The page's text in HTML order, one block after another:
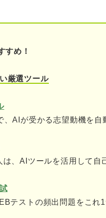
なければいけない理由が述べ
志望動機を添削してもらう方
間がない人におすすめの方法
切！ 志望動機を添削してもら
すめ！
厳選ツール
、AIが受かる志望動機を自
、AIツールを活用して自
テストの頻出問題をこれ